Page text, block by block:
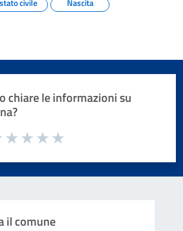
stato civile Nascita
chiare le informazioni su
la pagina
il comune